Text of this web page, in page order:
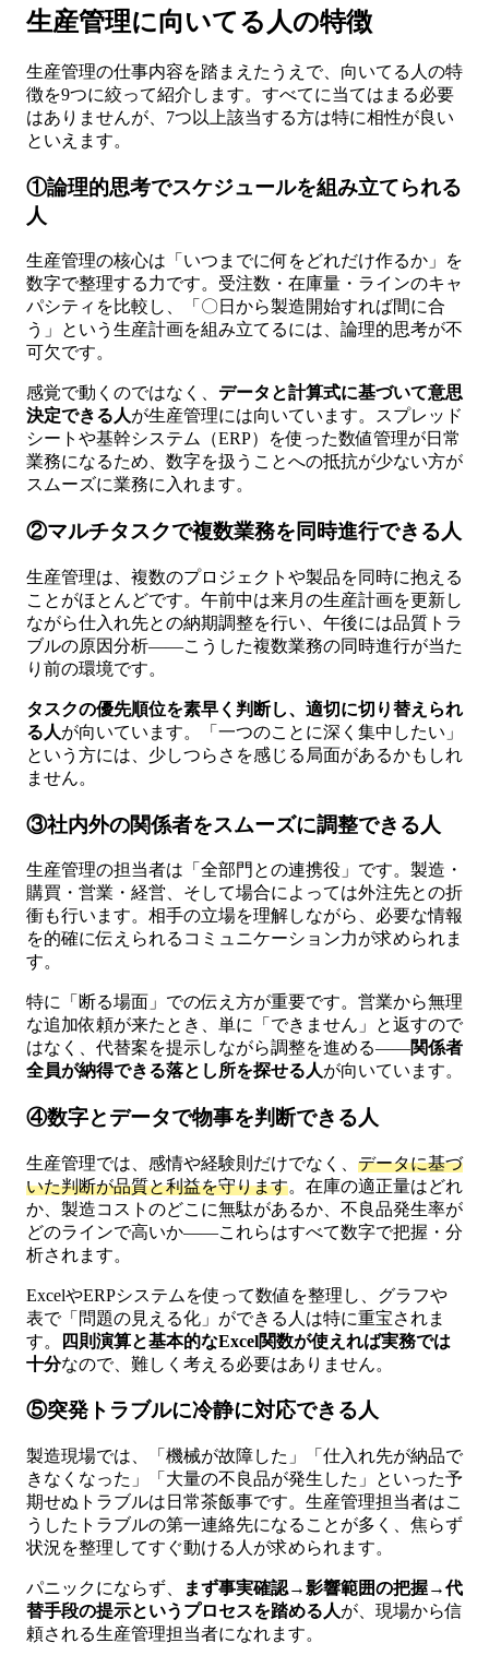
生産管理に向いてる人の特徴
生産管理の仕事内容を踏まえたうえで、向いてる人の特
徴を9つに絞って紹介します。すべてに当てはまる必要
はありませんが、7つ以上該当する方は特に相性が良い
といえます。
①論理的思考でスケジュールを組み立てられる
人
生産管理の核心は「いつまでに何をどれだけ作るか」を
数字で整理する力です。受注数・在庫量・ラインのキャ
パシティを比較し、「〇日から製造開始すれば間に合
う」という生産計画を組み立てるには、論理的思考が不
可欠です。
感覚で動くのではなく、 データと計算式に基づいて意思
決定できる人が生産管理には向いています。スプレッド
シートや基幹システム（ERP）を使った数値管理が日常
業務になるため、数字を扱うことへの抵抗が少ない方が
スムーズに業務に入れます。
②マルチタスクで複数業務を同時進行できる人
生産管理は、複数のプロジェクトや製品を同時に抱える
ことがほとんどです。午前中は来月の生産計画を更新し
ながら仕入れ先との納期調整を行い、午後には品質トラ
ブルの原因分析——こうした複数業務の同時進行が当た
り前の環境です。
タスクの優先順位を素早く判断し、適切に切り替えられ
る人が向いています。「一つのことに深く集中したい」
という方には、少しつらさを感じる局面があるかもしれ
ません。
③社内外の関係者をスムーズに調整できる人
生産管理の担当者は「全部門との連携役」です。製造・
購買・営業・経営、そして場合によっては外注先との折
衝も行います。相手の立場を理解しながら、必要な情報
を的確に伝えられるコミュニケーション力が求められま
す。
特に「断る場面」での伝え方が重要です。営業から無理
な追加依頼が来たとき、単に「できません」と返すので
はなく、代替案を提示しながら調整を進める——関係者
全員が納得できる落とし所を探せる人が向いています。
④数字とデータで物事を判断できる人
生産管理では、感情や経験則だけでなく、 データに基づ
いた判断が品質と利益を守ります。在庫の適正量はどれ
か、製造コストのどこに無駄があるか、不良品発生率が
どのラインで高いか——これらはすべて数字で把握・分
析されます。
ExcelやERPシステムを使って数値を整理し、グラフや
表で「問題の見える化」ができる人は特に重宝されま
す。
四則演算と基本的なExcel関数が使えれば実務では
十分なので、難しく考える必要はありません。
⑤突発トラブルに冷静に対応できる人
製造現場では、「機械が故障した」「仕入れ先が納品で
きなくなった」「大量の不良品が発生した」といった予
期せぬトラブルは日常茶飯事です。生産管理担当者はこ
うしたトラブルの第一連絡先になることが多く、焦らず
状況を整理してすぐ動ける人が求められます。
パニックにならず、
まず事実確認→影響範囲の把握→代
替手段の提示というプロセスを踏める人が、現場から信
頼される生産管理担当者になれます。